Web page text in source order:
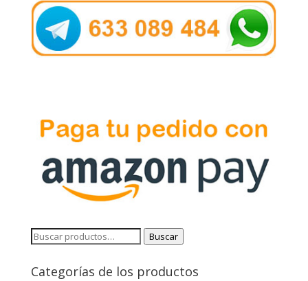
Buscar
Buscar
Categorías de los productos